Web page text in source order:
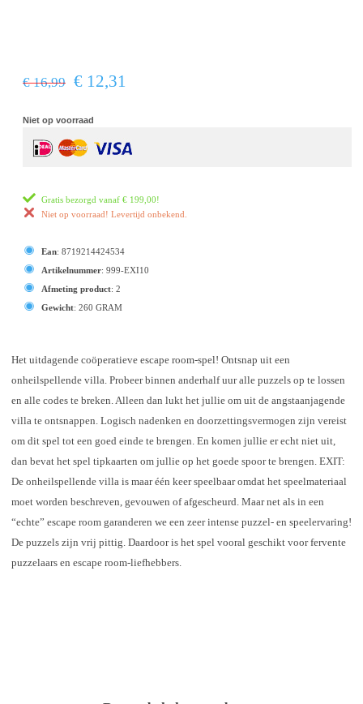
€ 16,99 € 12,31
Niet op voorraad
Gratis bezorgd vanaf € 199,00!
Niet op voorraad! Levertijd onbekend.
Ean: 8719214424534
Artikelnummer: 999-EXI10
Afmeting product: 2
Gewicht: 260 GRAM
Het uitdagende coöperatieve escape room-spel! Ontsnap uit een
onheilspellende villa. Probeer binnen anderhalf uur alle puzzels op te lossen
en alle codes te breken. Alleen dan lukt het jullie om uit de angstaanjagende
villa te ontsnappen. Logisch nadenken en doorzettingsvermogen zijn vereist
om dit spel tot een goed einde te brengen. En komen jullie er echt niet uit,
dan bevat het spel tipkaarten om jullie op het goede spoor te brengen. EXIT:
De onheilspellende villa is maar één keer speelbaar omdat het speelmateriaal
moet worden beschreven, gevouwen of afgescheurd. Maar net als in een
“echte” escape room garanderen we een zeer intense puzzel- en speelervaring!
De puzzels zijn vrij pittig. Daardoor is het spel vooral geschikt voor fervente
puzzelaars en escape room-liefhebbers.